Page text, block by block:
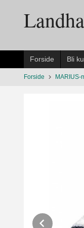
innholdet
Forside Bli
Forside MARIUS-
Prev